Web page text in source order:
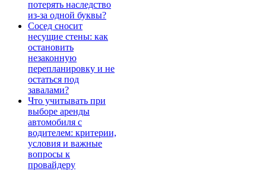
потерять наследство
из-за одной буквы?
Сосед сносит
несущие стены: как
остановить
незаконную
перепланировку и не
остаться под
завалами?
Что учитывать при
выборе аренды
автомобиля с
водителем: критерии,
условия и важные
вопросы к
провайдеру